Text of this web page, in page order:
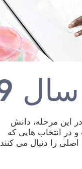
9
و 11 تدریس می شود. در این مرحله، دانش
در انتخاب هایی که
را دنبال می کنند